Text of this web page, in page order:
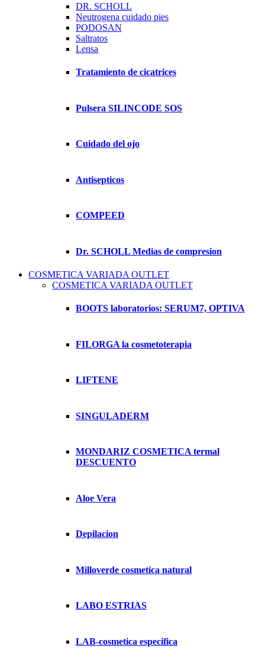
DR. SCHOLL
Neutrogena cuidado pies
PODOSAN
Saltratos
Lensa
Tratamiento de cicatrices
Pulsera SILINCODE SOS
Cuidado del ojo
Antisepticos
COMPEED
Dr. SCHOLL Medias de compresion
COSMETICA VARIADA OUTLET
COSMETICA VARIADA OUTLET
BOOTS laboratorios: SERUM7, OPTIVA
FILORGA la cosmetoterapia
LIFTENE
SINGULADERM
MONDARIZ COSMETICA termal
DESCUENTO
Aloe Vera
Depilacion
Milloverde cosmetica natural
LABO ESTRIAS
LAB-cosmetica especifica